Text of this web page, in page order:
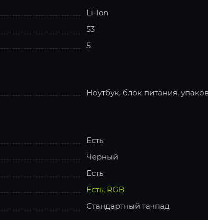
Li-Ion
53
5
Ноутбук, блок питания,
Есть
Черный
Есть
Есть, RGB
Стандартный тачпад